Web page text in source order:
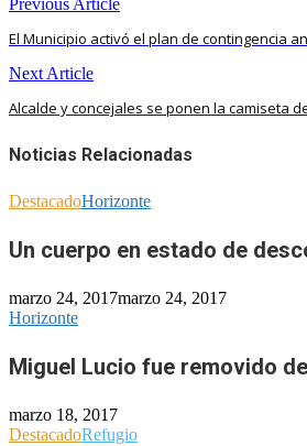
Previous Article
El Municipio activó el plan de contingencia
Next Article
Alcalde y concejales se ponen la camiseta
Noticias Relacionadas
DestacadoHorizonte
Un cuerpo en estado de
marzo 24, 2017marzo 24, 2017
Horizonte
Miguel Lucio fue removido
marzo 18, 2017
DestacadoRefugio